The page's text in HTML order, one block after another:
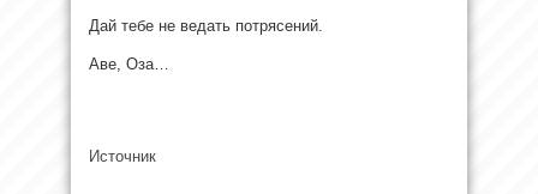
Дай тебе не ведать потрясений.
Аве, Оза…
Источник